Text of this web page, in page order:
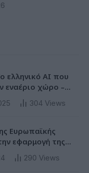
ελληνικό AI που
εναέριο χώρο –
ασφάλειας στα
304 Views
Ευρωπαϊκής
εφαρμογή της
Ευρωπαϊκή Ενωση
290 Views